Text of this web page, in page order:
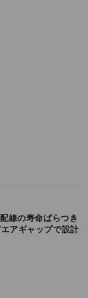
アギャップで設計